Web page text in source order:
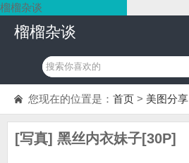
榴榴杂谈
榴榴杂谈
您现在的位置是： 首页 > 美图分享
[写真] 黑丝内衣妹子[30P]